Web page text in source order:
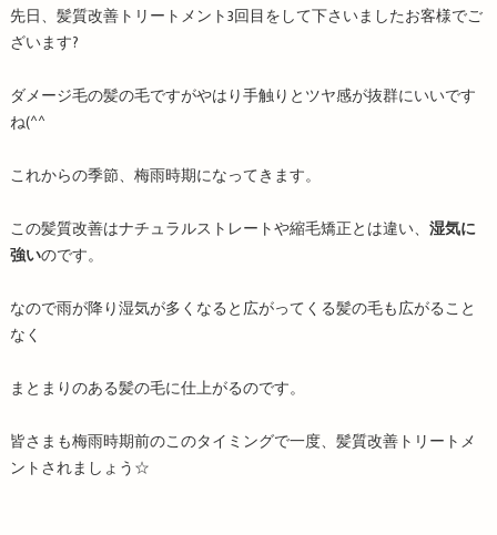
先日、髪質改善トリートメント3回目をして下さいましたお客様でご
ざいます?
ダメージ毛の髪の毛ですがやはり手触りとツヤ感が抜群にいいです
ね(^^
これからの季節、梅雨時期になってきます。
この髪質改善はナチュラルストレートや縮毛矯正とは違い、 湿気に
強いのです。
なので雨が降り湿気が多くなると広がってくる髪の毛も広がること
なく
まとまりのある髪の毛に仕上がるのです。
皆さまも梅雨時期前のこのタイミングで一度、髪質改善トリートメ
ントされましょう☆